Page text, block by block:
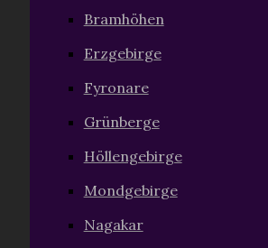
Bramhöhen
Erzgebirge
Fyronare
Grünberge
Höllengebirge
Mondgebirge
Nagakar